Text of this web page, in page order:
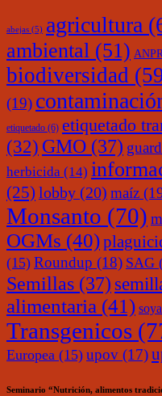
abejas (5) agricultura
ambiental (51)
biodiversidad
(19)
etiquetado (6) etiquetado
(32) GMO (37)
herbicida (14)
(25) lobby (20) maíz
Monsanto (70)
OGMs (40)
(15) Roundup (18) SAG
Semillas (37)
alimentaria (41) soya
Transgenicos
Europea (15) upov (17)
Seminario “Nutrición, alimentos